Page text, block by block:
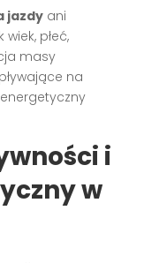
jazdy ani
płeć,
masy
na
i
w